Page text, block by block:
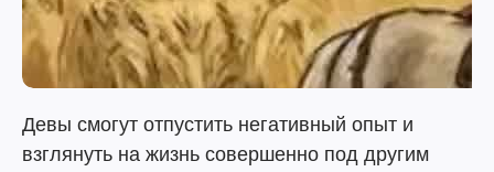
Девы смогут отпустить негативный опыт и
взглянуть на жизнь совершенно под другим